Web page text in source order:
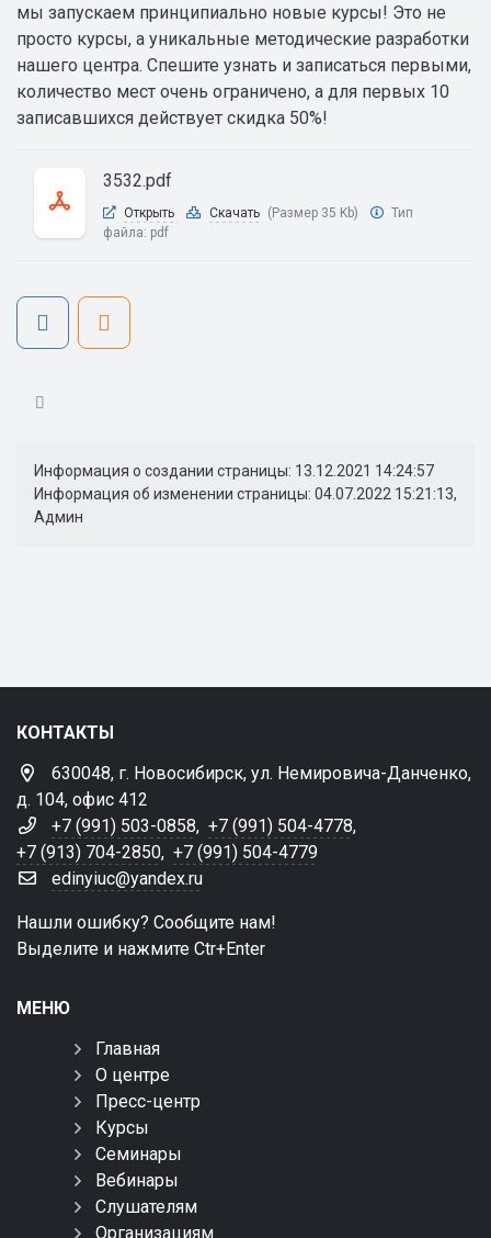
мы запускаем принципиально новые курсы! Это не
просто курсы, а уникальные методические разработки
нашего центра. Спешите узнать и записаться первыми,
количество мест очень ограничено, а для первых 10
записавшихся действует скидка 50%!
3532.pdf
Открыть Скачать (Размер 35 Kb)
Тип
файла: pdf
Информация о создании страницы: 13.12.2021 14:24:57
Информация об изменении страницы: 04.07.2022 15:21:13,
Админ
КОНТАКТЫ
630048, г. Новосибирск, ул. Немировича-Данченко,
д. 104, офис 412
+7 (991) 503-0858, +7 (991) 504-4778,
+7 (913) 704-2850, +7 (991) 504-4779
edinyiuc@yandex.ru
Нашли ошибку? Сообщите нам!
Выделите и нажмите Ctr+Enter
МЕНЮ
Главная
О центре
Пресс-центр
Курсы
Семинары
Вебинары
Слушателям
Организациям